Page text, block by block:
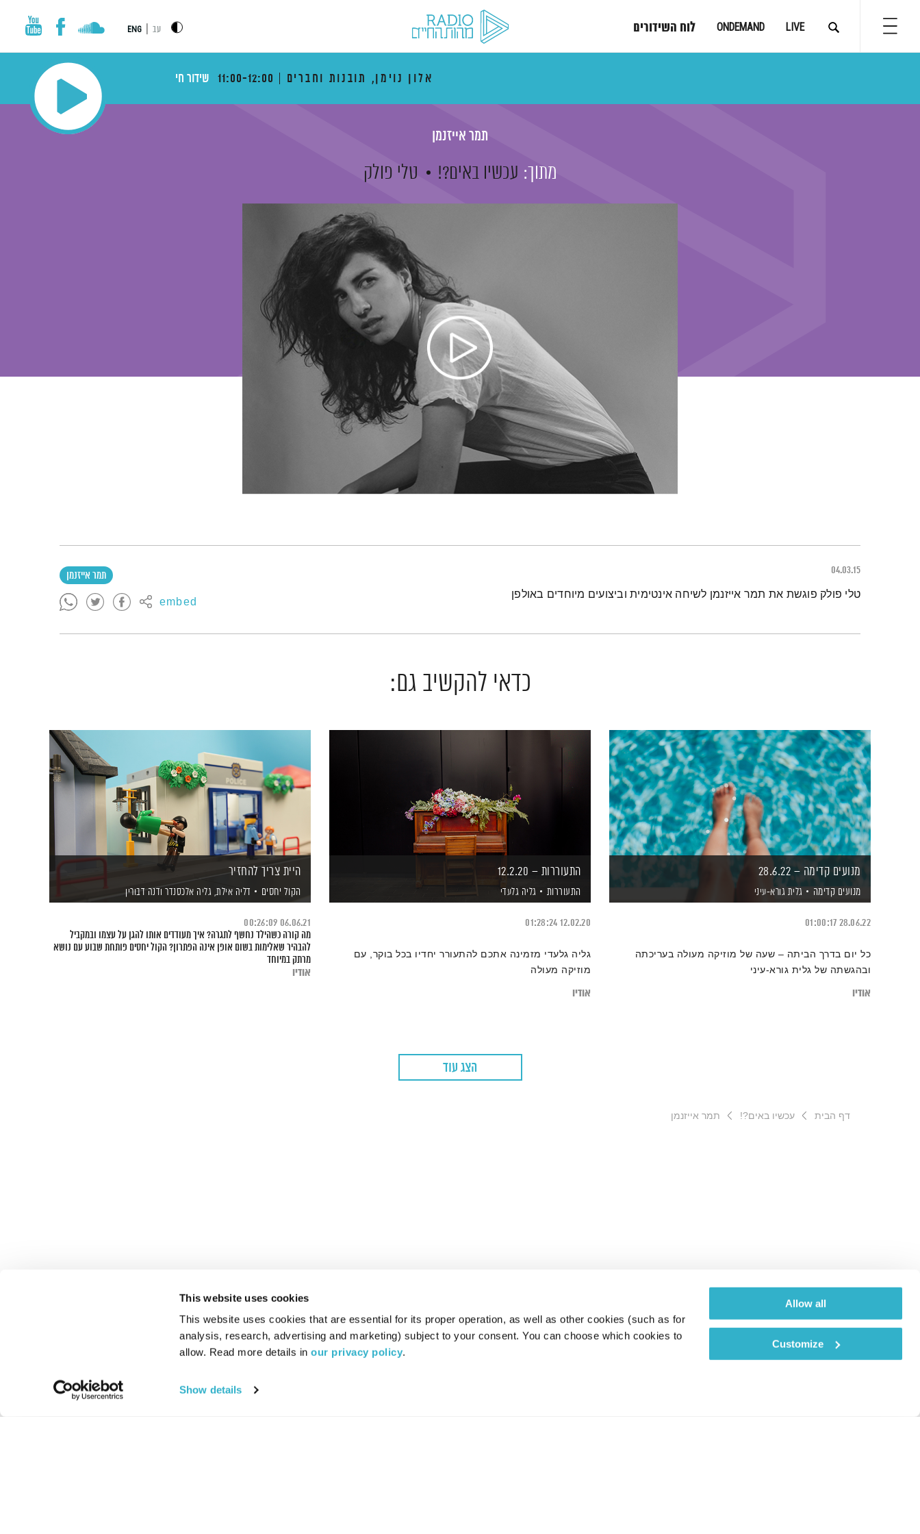
This website uses cookies
This website uses cookies that are essential for its proper operation, as well as other cookies (such as for
analysis, research, advertising and marketing) subject to your consent. You can choose which cookies to
allow. Read more details in our privacy policy.
Show details
Allow all
Customize
LIVE
ONDEMAND לוח השידורים עב ENG
אלון נוימן, תובנות וחברים 11:00-12:00 שידור חי
תמר אייזנמן
מתוך: עכשיו באים?! טלי פולק
04.03.15 תמר אייזנמן
embed תמצית הפודקאסט
טלי פולק פוגשת את תמר אייזנמן לשיחה אינטימית וביצועים מיוחדים באולפן
כדאי להקשיב גם:
מנועים קדימה – 28.6.22
מנועים קדימה גלית גורא-עיני
28.06.22
01:00:17
כל יום בדרך הביתה – שעה של מוזיקה מעולה בעריכתה
ובהגשתה של גלית גורא-עיני
אודיו
התעוררות – 12.2.20
התעוררות גליה גלעדי
12.02.20
01:28:24
גליה גלעדי מזמינה אתכם להתעורר יחדיו בכל בוקר, עם
מוזיקה מעולה
אודיו
היית צריך להחזיר
הקול יחסים דליה אילת, גליה אלכסנדר ודנה דבורין
06.06.21
00:26:09
מה קורה כשהילד נחשף לתגרה? איך מעודדים אותו להגן על עצמו ובמקביל
להבהיר שאלימות בשום אופן אינה הפתרון? הקול יחסים פותחת שבוע עם נושא
מרתק במיוחד
אודיו
הצג עוד
דף הבית עכשיו באים?! תמר אייזנמן